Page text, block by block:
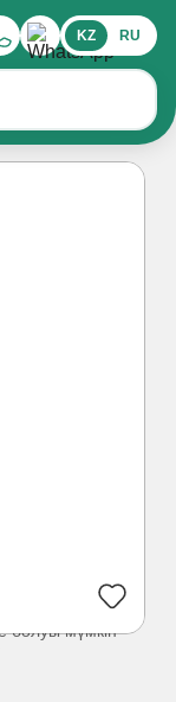
KZ RU
болуы мүмкін